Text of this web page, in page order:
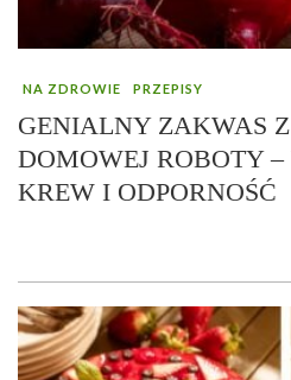
NA ZDROWIE PRZEPISY
GENIALNY ZAKWAS
DOMOWEJ ROBOTY
KREW I ODPORNOŚĆ